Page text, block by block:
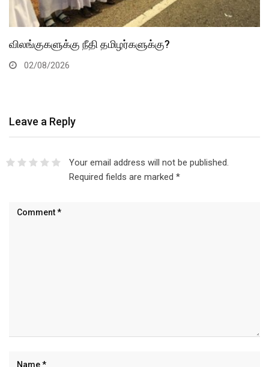
விலங்குகளுக்கு நீதி தமிழர்களுக்கு?
02/08/2026
Leave a Reply
Your email address will not be published.
Required fields are marked *